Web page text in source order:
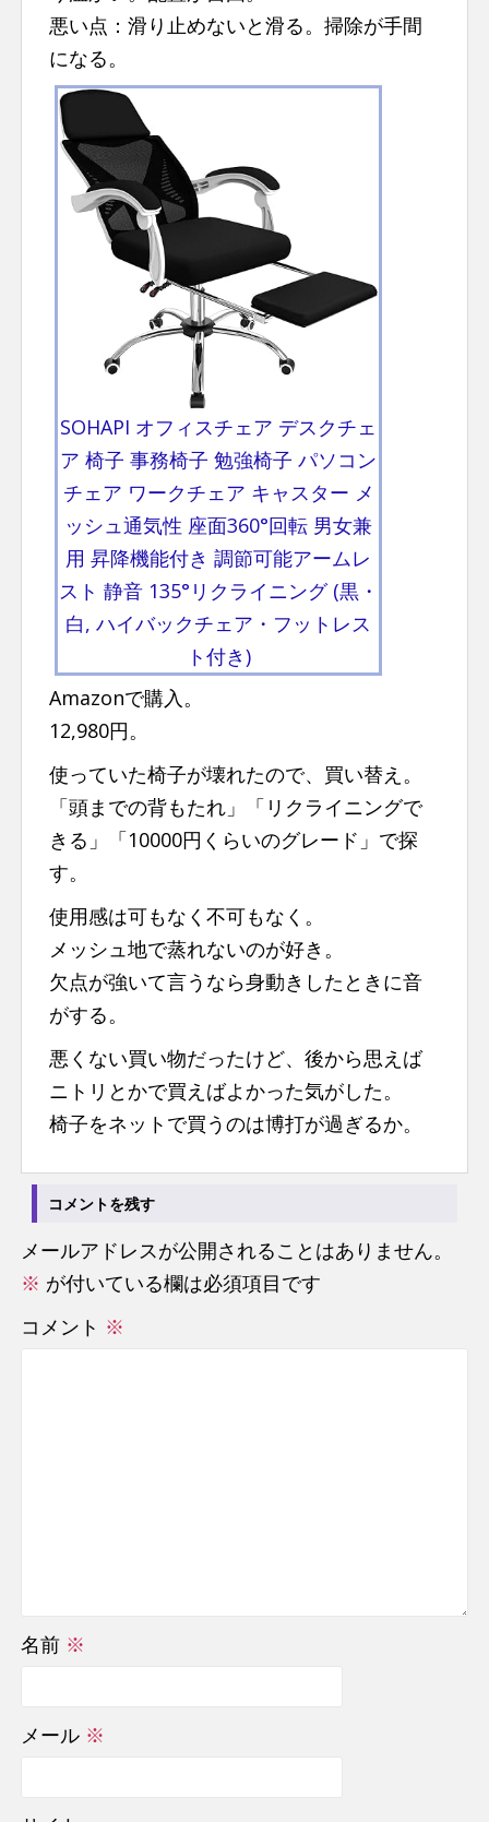
悪い点：滑り止めないと滑る。掃除が手間
になる。
SOHAPI オフィスチェア デスクチェ
ア 椅子 事務椅子 勉強椅子 パソコン
チェア ワークチェア キャスター メ
ッシュ通気性 座面360°回転 男女兼
用 昇降機能付き 調節可能アームレ
スト 静音 135°リクライニング (黒・
白, ハイバックチェア・フットレス
ト付き)
Amazonで購入。
12,980円。
使っていた椅子が壊れたので、買い替え。
「頭までの背もたれ」「リクライニングで
きる」「10000円くらいのグレード」で探
す。
使用感は可もなく不可もなく。
メッシュ地で蒸れないのが好き。
欠点が強いて言うなら身動きしたときに音
がする。
悪くない買い物だったけど、後から思えば
ニトリとかで買えばよかった気がした。
椅子をネットで買うのは博打が過ぎるか。
コメントを残す
メールアドレスが公開されることはありません。
※ が付いている欄は必須項目です
コメント ※
名前 ※
メール ※